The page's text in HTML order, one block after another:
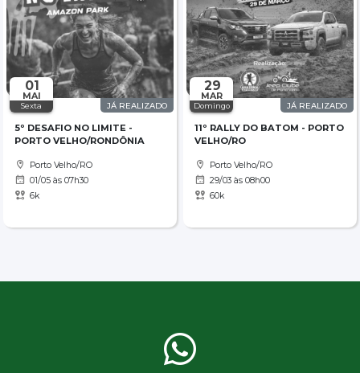
01
MAI
Sexta JÁ REALIZADO
5º DESAFIO NO LIMITE -
PORTO VELHO/RONDÔNIA
Porto Velho/RO
01/05 às 07h30
6k
29
MAR
Domingo JÁ REALIZADO
11º RALLY DO BATOM - PORTO
VELHO/RO
Porto Velho/RO
29/03 às 08h00
60k